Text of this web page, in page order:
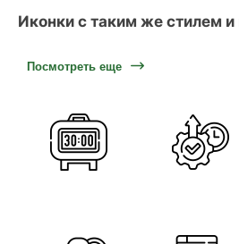
Иконки с таким же стилем и
Посмотреть еще